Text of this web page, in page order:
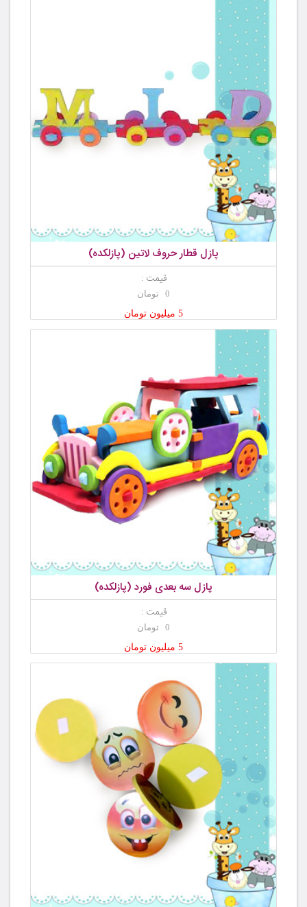
پازل قطار حروف لاتین (پازلکده)
قیمت :
0 تومان
5 میلیون تومان
پازل سه بعدی فورد (پازلکده)
قیمت :
0 تومان
5 میلیون تومان